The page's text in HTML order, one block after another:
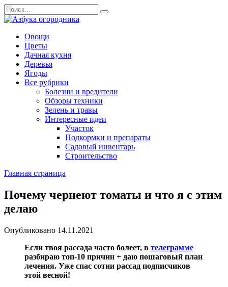
Перейти
к
содержанию
Search
for:
Овощи
Цветы
Дачная кухня
Деревья
Ягоды
Все рубрики
Болезни и вредители
Обзоры техники
Зелень и травы
Интересные идеи
Участок
Подкормки и препараты
Садовый инвентарь
Строительство
Главная страница
Почему чернеют томаты и что я с этим
делаю
Опубликовано 14.11.2021
Если твоя рассада часто болеет, в телеграмме
разбираю топ-10 причин + даю пошаговый план
лечения. Уже спас сотни рассад подписчиков
этой весной!